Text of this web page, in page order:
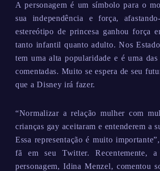
A personagem é um símbolo para o
sua independência e força,
estereótipo de princesa ganhou força
tanto infantil quanto adulto. Nos
tem uma alta popularidade e é uma das
comentadas. Muito se espera de seu
que a Disney irá fazer.
“Normalizar a relação mulher com
crianças gay aceitaram e entenderem a
Essa representação é muito
fã em seu Twitter. Recentemente, a
personagem, Idina Menzel, comentou